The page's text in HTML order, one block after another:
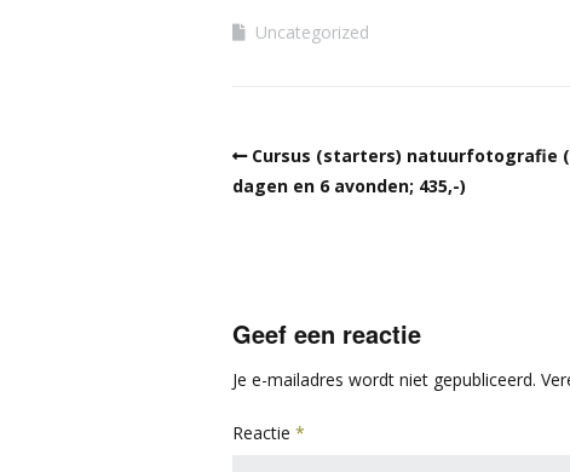
Uncategorized
Cursus (starters) natuurfotografie
dagen en 6 avonden; 435,-)
Geef een reactie
Je e-mailadres wordt niet gepubliceerd.
Reactie *